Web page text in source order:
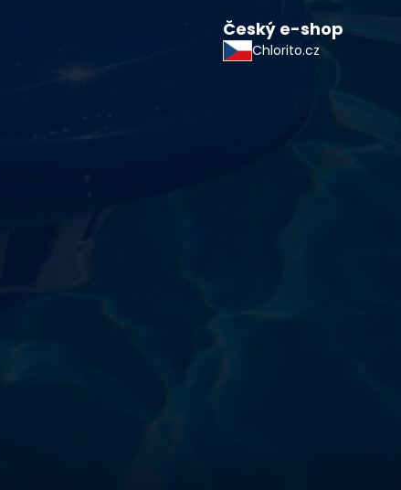
Český e-shop
Chlorito.cz
o vodu a
vzdelaním v oblasti čistiarní odpadových
zdokonaľovaním v oblasti starostlivosti o vodu.
vlastnej výroby pre čistú a bezpečnú
na najlepších európskych surovinách a
najvyššiu kvalitu za ceny porovnateľné s
a bezpečnosťou. Presvedčte sa sami o kvalite
kontrolami a testami, a o ich nepochybnej
oázu čistoty s našimi produktmi – pretože voda